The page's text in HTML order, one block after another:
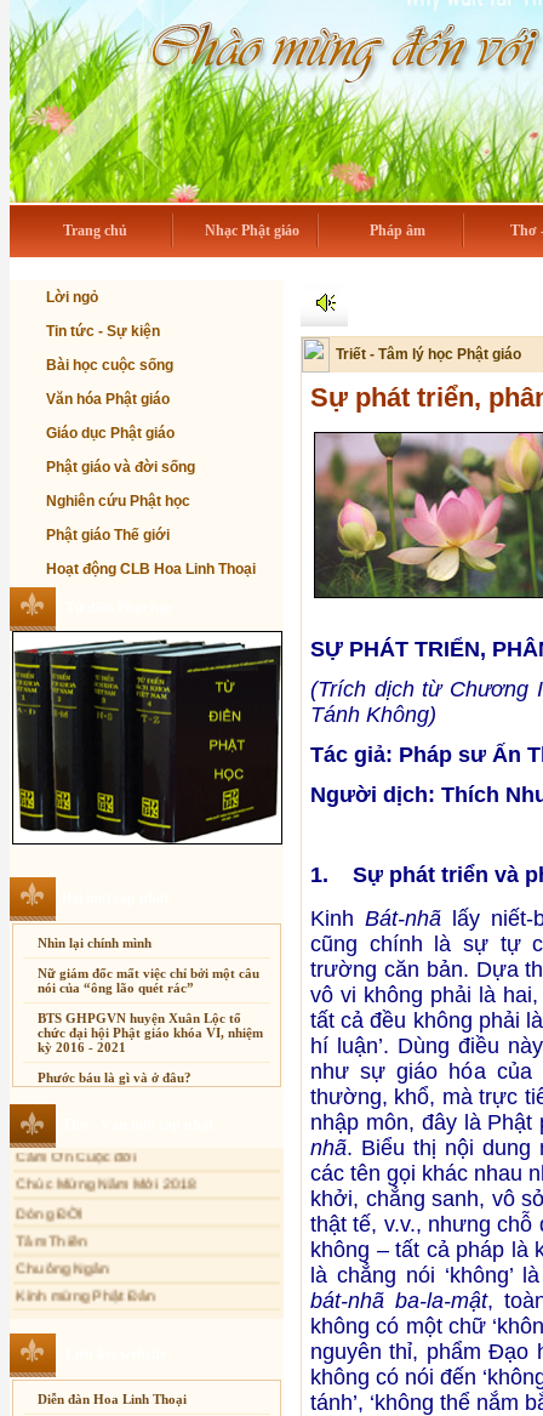
Trang chủ Nhạc Phật giáo Pháp âm Thơ
Lời ngỏ
Tin tức - Sự kiện
Bài học cuộc sống
Văn hóa Phật giáo
Giáo dục Phật giáo
Phật giáo và đời sống
Nghiên cứu Phật học
Phật giáo Thế giới
Hoạt động CLB Hoa Linh Thoại
Nhìn lại chính mình
Nữ giám đốc mất việc chỉ bởi một câu
nói của “ông lão quét rác”
BTS GHPGVN huyện Xuân Lộc tổ
chức đại hội Phật giáo khóa VI, nhiệm
kỳ 2016 - 2021
Phước báu là gì và ở đâu?
Sự thương-ghét của con người
Cải đạo: Nguyên nhân & giải pháp
Nỗi lòng của các bệnh nhân nghèo
phát quà từ thiện tại xã Cư Yang
Tịnh xá Ngọc Đăng khai giảng Thiền
dành cho Người bận rộn
Xuân Thi
Cảm Ơn Cuộc đời
Chúc Mừng Năm Mới 2018
Dòng ĐỜI
Tâm Thiền
Chuông Ngân
Kính mừng Phật Đản
Anh không chết đâu em
Diễn đàn Hoa Linh Thoại
Triết - Tâm lý học Phật giáo
Sự phát triển,
SỰ PHÁT TRIỂN,
(Trích dịch từ Chương
Tánh Không)
Tác giả: Pháp sư Ấn
Người dịch: Thích
1. Sự phát triển và
Kinh Bát-nhã lấy niết-
cũng chính là sự tự
trường căn bản. Dựa
vô vi không phải là
tất cả đều không phải
hí luận’. Dùng điều
như sự giáo hóa của
thường, khổ, mà trực
nhập môn, đây là
nhã. Biểu thị nội dung
các tên gọi khác nhau
khởi, chẳng sanh, vô
thật tế, v.v., nhưng
không – tất cả pháp là
là chẳng nói ‘không’
bát-nhã ba-la-mật,
không có một chữ
nguyên thỉ, phẩm Đạo
không có nói đến
tánh’, ‘không thể nắm